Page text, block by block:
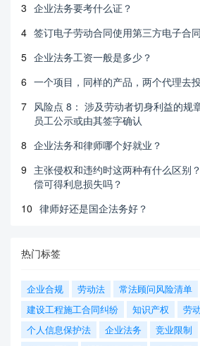
3 企业法务要考什么证？
4 签订电子劳动合同使用第三方电子合
5 企业法务工资一般是多少？
6 一个项目，同样的产品，两个代理去
7 风险点 8： 涉及劳动者切身利益的规
员工公示或由其签字确认
8 企业法务和律师哪个好就业？
9 主张侵权和违约时这两种有什么区别
偿可得利息损失吗？
10 律师好还是国企法务好？
热门标签
企业合规 劳动法
常法顾问风险清单
建设工程施工合同纠纷
知识产权
劳
个人信息保护法
企业法务 竞业限制